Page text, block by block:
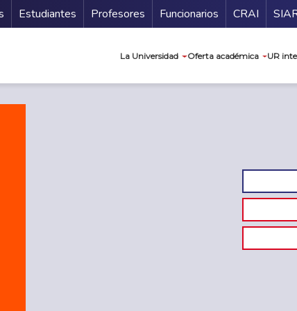
Estudiantes Profesores Funcionarios Guía
CRAI
La Universidad Oferta académica UR